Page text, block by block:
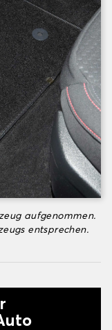
aufgenommen.
entsprechen.